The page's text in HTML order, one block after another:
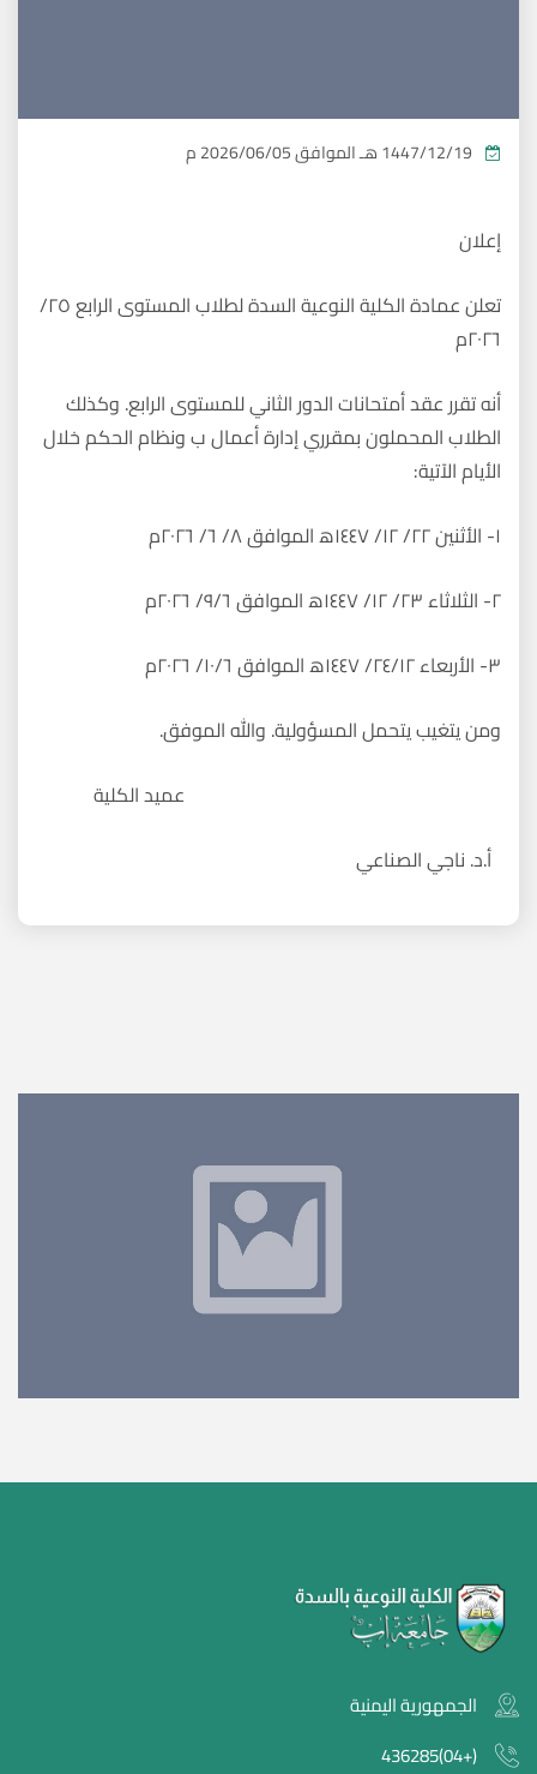
الموافق2026/06/05 م
إعلان
تعلن عمادة الكلية النوعية السدة لطلاب المستوى الرابع ٢٥/
٢٠٢٦م
أنه تقرر عقد أمتحانات الدور الثاني للمستوى الرابع. وكذلك
الطلاب المحملون بمقرري إدارة أعمال ب ونظام الحكم خلال
الأيام الآتية:
١- الأثنين ٢٢/ ١٢/ ١٤٤٧ھ الموافق ٨/ ٦/ ٢٠٢٦م
٢- الثلاثاء ٢٣/ ١٢/ ١٤٤٧ھ الموافق ٩/٦/ ٢٠٢٦م
٣- الأربعاء ٢٤/١٢/ ١٤٤٧ھ الموافق ١٠/٦/ ٢٠٢٦م
ومن يتغيب يتحمل المسؤولية. والله الموفق.
عميد الكلية
أ.د. ناجي الصناعي
الجمهورية اليمنية
(+04)436285